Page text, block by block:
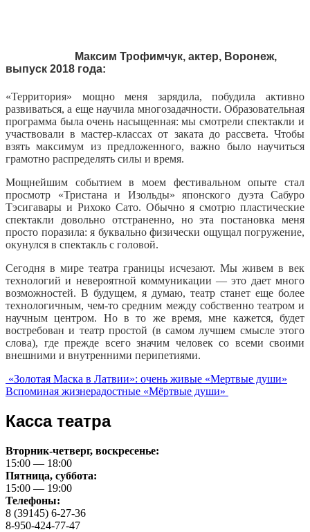
Максим Трофимчук, актер, Воронеж,
выпуск 2018 года:
«Территория» мощно меня зарядила, побудила активно
развиваться, а еще научила многозадачности. Образовательная
программа была очень насыщенная: мы смотрели спектакли и
участвовали в мастер-классах от заката до рассвета. Чтобы
взять максимум из предложенного, важно было научиться
грамотно распределять силы и время.
Мощнейшим событием в моем фестивальном опыте стал
просмотр «Тристана и Изольды» японского дуэта Сабуро
Тэсигавары и Рихоко Сато. Обычно я смотрю пластические
спектакли довольно отстраненно, но эта постановка меня
просто поразила: я буквально физически ощущал погружение,
окунулся в спектакль с головой.
Сегодня в мире театра границы исчезают. Мы живем в век
технологий и невероятной коммуникации — это дает много
возможностей. В будущем, я думаю, театр станет еще более
технологичным, чем-то средним между собственно театром и
научным центром. Но в то же время, мне кажется, будет
востребован и театр простой (в самом лучшем смысле этого
слова), где прежде всего значим человек со всеми своими
внешними и внутренними перипетиями.
Еще
почитать
«Золотая Маска в Латвии»: очень живые «Мертвые души»
Вспоминая жизнерадостные «Мёртвые души»
Касса театра
Вторник-четверг, воскресенье:
15:00 — 18:00
Пятница, суббота:
15:00 — 19:00
Телефоны:
8 (39145) 6-27-36
8-950-424-77-47